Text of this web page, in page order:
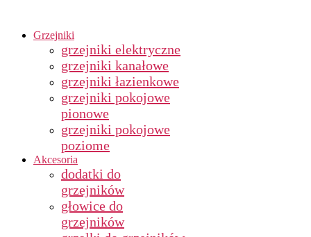
Grzejniki
grzejniki elektryczne
grzejniki kanałowe
grzejniki łazienkowe
grzejniki pokojowe
pionowe
grzejniki pokojowe
poziome
Akcesoria
dodatki do
grzejników
głowice do
grzejników